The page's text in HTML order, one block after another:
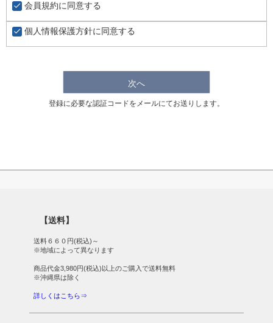
会員規約に同意する
個人情報保護方針に同意する
次へ
登録に必要な認証コードをメールにてお送りします。
【送料】
送料６６０円(税込)～
※地域によって異なります
商品代金3,980円(税込)以上のご購入で送料無料
※沖縄県は除く
詳しくはこちら⇒